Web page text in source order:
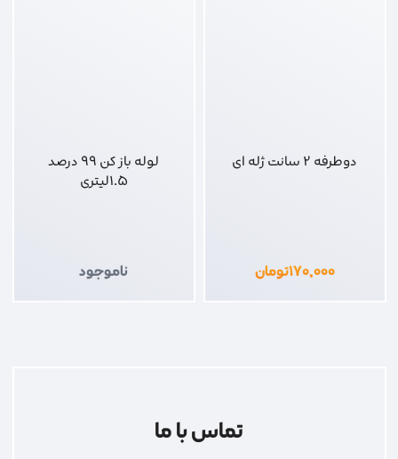
دوطرفه 2 سانت ژله ای
۱۷۰,۰۰۰تومان
لوله باز کن 99 درصد
1.5لیتری
ناموجود
تماس با ما